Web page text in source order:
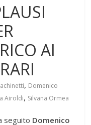
AI
, Domenico
Airoldi, Silvana Ormea
seguito Domenico